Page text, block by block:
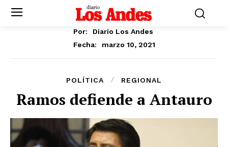
Por:
Diario Los Andes
Fecha:
marzo 10, 2021
POLÍTICA REGIONAL
Ramos defiende a Antauro